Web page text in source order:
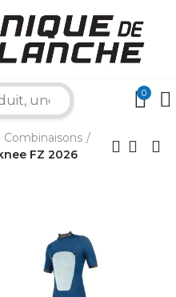
0
Combinaisons
FZ 2026
×